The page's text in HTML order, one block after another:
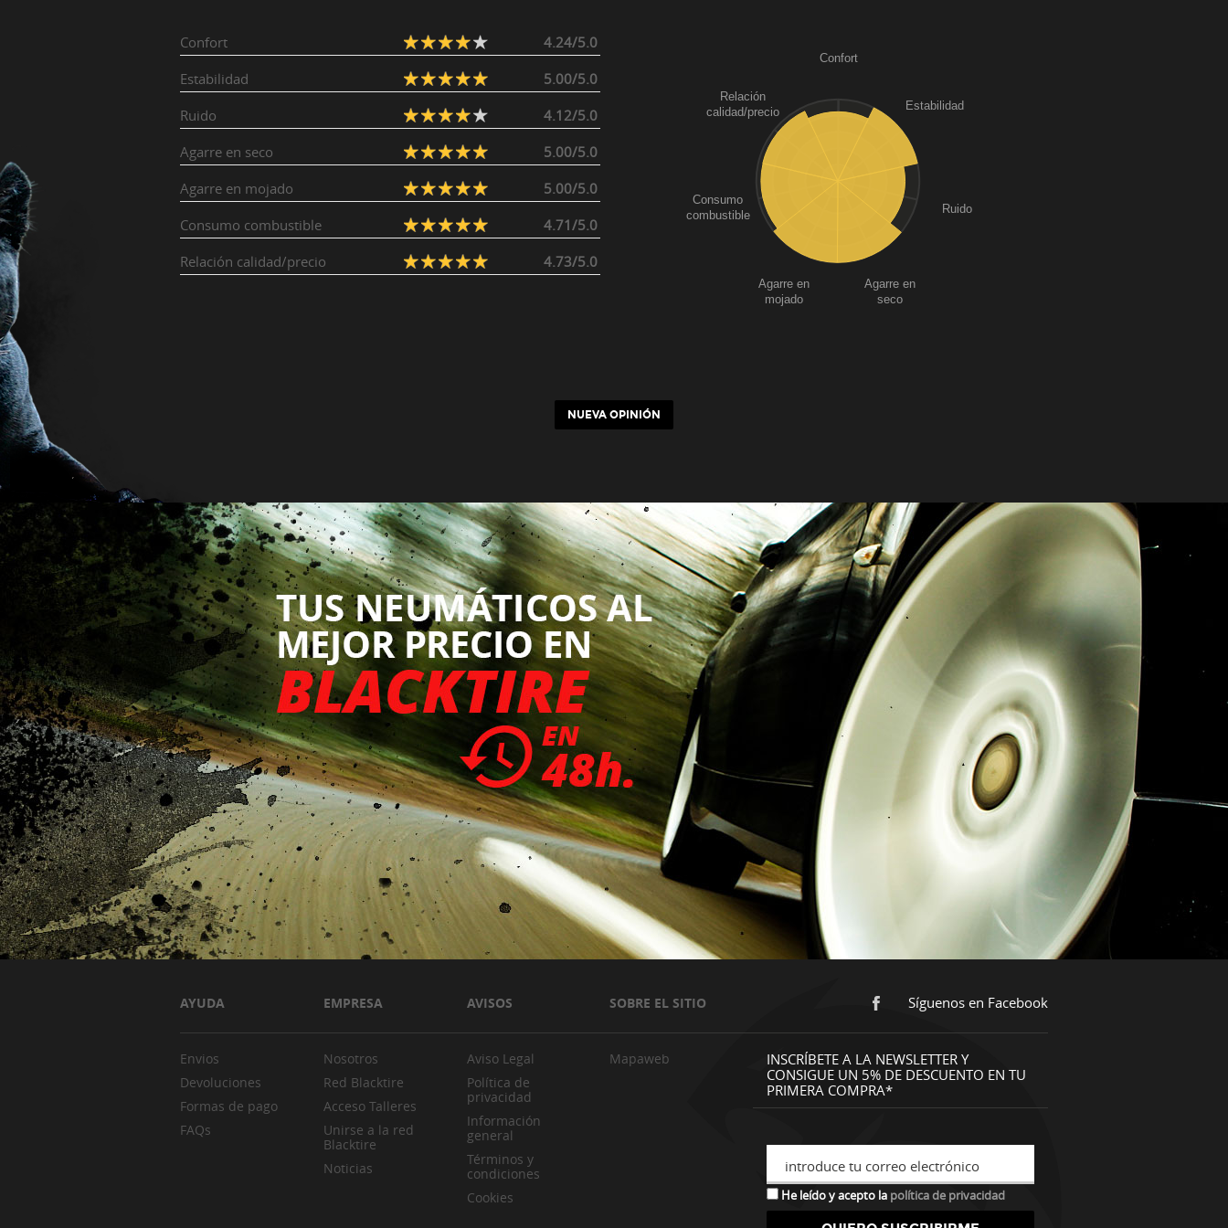
Confort
4.24/5.0
Estabilidad
5.00/5.0
Ruido
4.12/5.0
Agarre en seco
5.00/5.0
Agarre en mojado
5.00/5.0
Consumo combustible
4.71/5.0
Relación calidad/precio
4.73/5.0
Confort
Estabilidad
Ruido
Agarre en
seco
Agarre en
mojado
Consumo
combustible
Relación
calidad/precio
NUEVA OPINIÓN
AYUDA EMPRESA AVISOS SOBRE EL SITIO Síguenos en Facebook
Envios
Devoluciones
Formas de pago
FAQs
Nosotros
Red Blacktire
Acceso Talleres
Unirse a la red
Blacktire
Noticias
Aviso Legal
Política de
privacidad
Información
general
Términos y
condiciones
Cookies
Mapaweb
INSCRÍBETE A LA NEWSLETTER Y
CONSIGUE UN 5% DE DESCUENTO EN TU
PRIMERA COMPRA*
introduce tu correo electrónico
He leído y acepto la política de privacidad